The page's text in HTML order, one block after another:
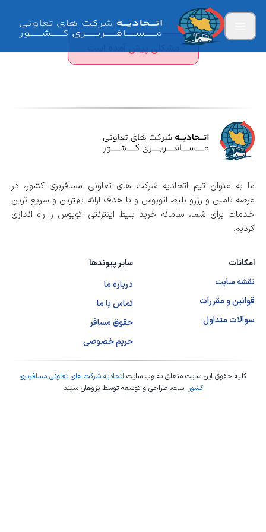
مشکلی پیش آمده است
ما به عنوان تیم اتحادیه شرکت های تعاونی مسافربری کشور، در
عرصه تامین و رزرو بلیط اتوبوس و با هدف ارائه بهترین و سریع ترین
خدمات برای شما، سامانه خرید بلیط اینترنتی اتوبوس را راه اندازی
کردیم.
امکانات
نقشه سایت
قوانین و مقررات
سوالات متداول
سایر پیوندها
درباره ما
تماس با ما
حقوق مسافر
حریم خصوصی
کلیه حقوق این سایت متعلق به وب سایت اتحادیه شرکت های تعاونی مسافربری
کشور است، طراحی و توسعه توسطپژوهان سپند